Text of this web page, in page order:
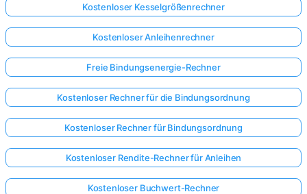
Kostenloser Kesselgrößenrechner
Kostenloser Anleihenrechner
Freie Bindungsenergie-Rechner
Kostenloser Rechner für die Bindungsordnung
Kostenloser Rechner für Bindungsordnung
Kostenloser Rendite-Rechner für Anleihen
Kostenloser Buchwert-Rechner